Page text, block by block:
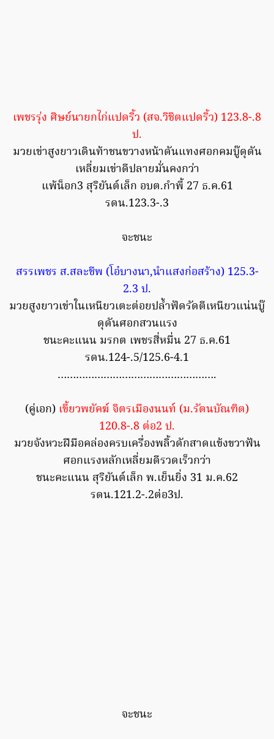
เพชรรุ่ง ศิษย์นายกไก่แปดริ้ว (สจ.วิชิตแปดริ้ว) 123.8-.8
ป.
มวยเข่าสูงยาวเดินท้าชนขวางหน้าดันแทงศอกคมบู๊ดุดัน
เหลี่ยมเข่าดีปลายมั่นคงกว่า
แพ้น็อก3 สุริยันต์เล็ก อบต.กำพี้ 27 ธ.ค.61
รดน.123.3-.3
จะชนะ
สรรเพชร ส.สละชีพ (โอ๋บางนา,นำแสงก่อสร้าง) 125.3-
2.3 ป.
มวยสูงยาวเข่าในเหนียวเตะต่อยปล้ำฟัดรัดตีเหนียวแน่นบู๊
ดุดันศอกสวนแรง
ชนะคะแนน มรกต เพชรสี่หมื่น 27 ธ.ค.61
รดน.124-.5/125.6-4.1
…………………………………………….
(คู่เอก) เขี้ยวพยัคฆ์ จิตรเมืองนนท์ (ม.รัตนบัณฑิต)
120.8-.8 ต่อ2 ป.
มวยจังหวะฝีมือคล่องครบเครื่องพลิ้วดักสาดแข้งขวาฟัน
ศอกแรงหลักเหลี่ยมดีรวดเร็วกว่า
ชนะคะแนน สุริยันต์เล็ก พ.เย็นยิ่ง 31 ม.ค.62
รดน.121.2-.2ต่อ3ป.
จะชนะ